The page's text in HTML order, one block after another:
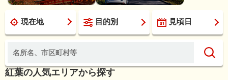
現在地 目的別 見頃日
紅葉の人気エリアから探す